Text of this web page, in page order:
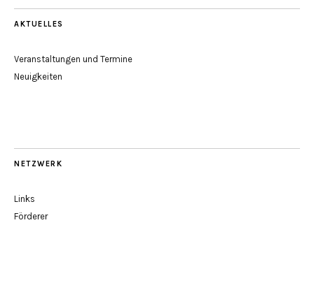
AKTUELLES
Veranstaltungen und Termine
Neuigkeiten
NETZWERK
Links
Förderer